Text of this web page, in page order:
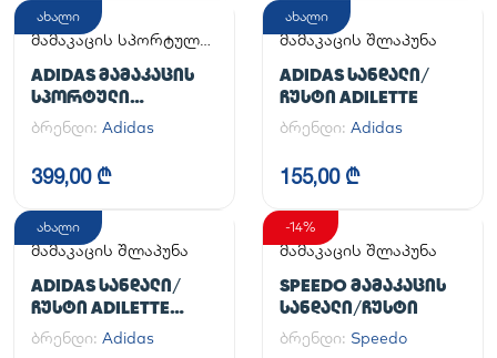
ახალი
მამაკაცის სპორტული
ADIDAS ᲛᲐᲛᲐᲙᲐᲪᲘᲡ
ᲡᲞᲝᲠᲢᲣᲚᲘ
ᲤᲔᲮᲡᲐᲪᲛᲔᲚᲘ
HANDBALL SPEZIAL
ბრენდი: Adidas
399,00 ₾
ახალი
მამაკაცის შლაპუნა
ADIDAS ᲡᲐᲜᲓᲐᲚᲘ/
ᲩᲣᲡᲢᲘ ADILETTE
ბრენდი: Adidas
155,00 ₾
ახალი
მამაკაცის შლაპუნა
ADIDAS ᲡᲐᲜᲓᲐᲚᲘ/
ᲩᲣᲡᲢᲘ ADILETTE
AQUA
ბრენდი: Adidas
-14%
მამაკაცის შლაპუნა
SPEEDO ᲛᲐᲛᲐᲙᲐᲪᲘᲡ
ᲡᲐᲜᲓᲐᲚᲘ/ᲩᲣᲡᲢᲘ
ბრენდი: Speedo